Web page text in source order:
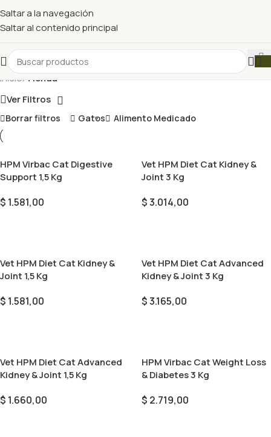
Saltar a la navegación
Saltar al contenido principal
Inicio/Tienda
Ver Filtros
Borrar filtros Gatos Alimento Medicado
HPM Virbac Cat Digestive
Support 1,5 Kg
$ 1.581,00
Vet HPM Diet Cat Kidney &
Joint 3 Kg
$3.014,00
Vet HPM Diet Cat Kidney &
Joint 1,5 Kg
$ 1.581,00
Vet HPM Diet Cat Advanced
Kidney & Joint 3 Kg
$3.165,00
Vet HPM Diet Cat Advanced
Kidney & Joint 1,5 Kg
$ 1.660,00
HPM Virbac Cat Weight Loss
& Diabetes 3 Kg
$ 2.719,00